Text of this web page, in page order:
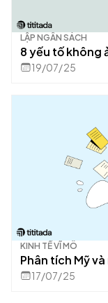
LẬP NGÂN SÁCH
8 yếu tố không
19/07/25
KINH TẾ VĨ MÔ
Phân tích Mỹ
17/07/25